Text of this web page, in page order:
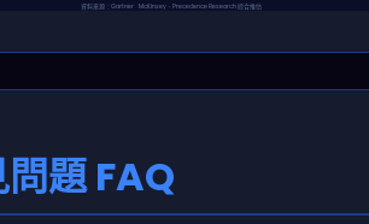
資料來源：Gartner、McKinsey、Precedence Research 綜合推估
題 FAQ